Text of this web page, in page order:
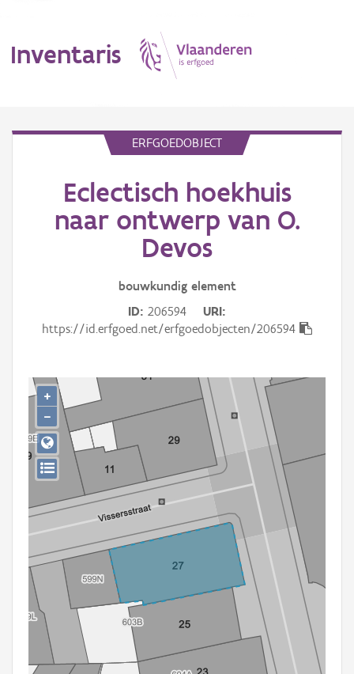
Inventaris
Erfgoedobject
Aanduidingsobject
Gebeurtenis
Downloads
Hergebruik
Aanmelden
ERFGOEDOBJECT
Eclectisch hoekhuis
naar ontwerp van O.
Devos
bouwkundig element
ID 206594
URI
https://id.erfgoed.net/erfgoedobjecten/206594
+
−